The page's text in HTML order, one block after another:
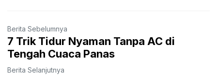
Berita Sebelumnya
7 Trik Tidur Nyaman Tanpa AC di
Tengah Cuaca Panas
Berita Selanjutnya